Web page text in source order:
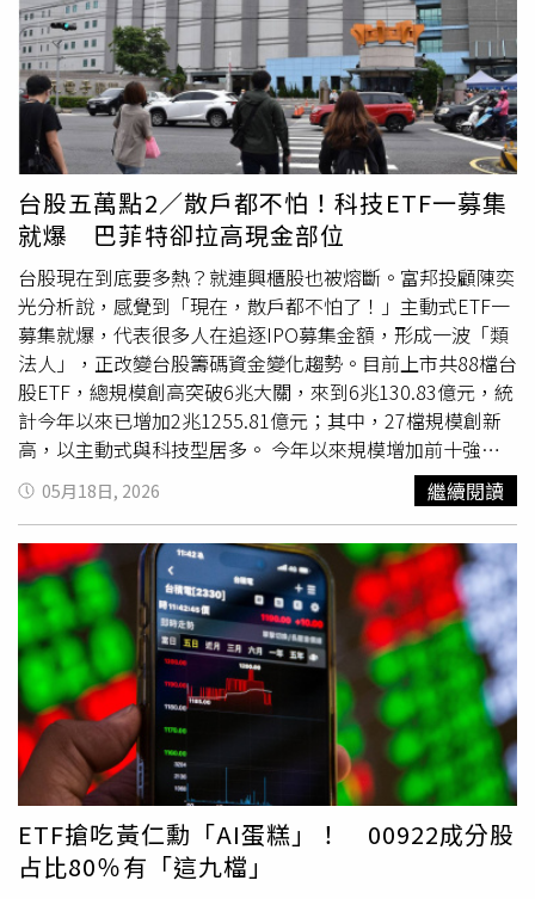
題。台積董事長暨總裁魏哲家27日已親自召開員工溝通會，
並表示台積電每年審視其盈餘分配，以兼顧同仁、股東、社
會三方需求，落實企業永續經營的方針。本次股東會另一大
亮點為董事席次規劃。台積電擬修訂章程，將董事人數由現
行「7至10人」調整為「9至12人」，為未來延攬具不同專
業背景與國際經驗的董事預留彈性。
台股五萬點2／散戶都不怕！科技ETF一募集
就爆 巴菲特卻拉高現金部位
台股現在到底要多熱？就連興櫃股也被熔斷。富邦投顧陳奕
光分析說，感覺到「現在，散戶都不怕了！」主動式ETF一
募集就爆，代表很多人在追逐IPO募集金額，形成一波「類
法人」，正改變台股籌碼資金變化趨勢。目前上市共88檔台
股ETF，總規模創高突破6兆大關，來到6兆130.83億元，統
計今年以來已增加2兆1255.81億元；其中，27檔規模創新
高，以主動式與科技型居多。 今年以來規模增加前十強，
包括主動統一升級50（00403A）、中信關鍵半導體
（00891）、主動群益科技創新（00992A）、主動群益台
灣強棒（00982A）、群益半導體收益（00927）等9檔都有
百億以上的增額。 群益基金經理人陳沅易表示，中長線佈
局策略應著重公司長期發展優勢，可優先佈局半導體先進製
程、半導體材料、通訊等族群，以及AI應用以及提高生產力
族群。 台股除了外資籌碼，主動式ETF也成為散戶投入科技
類股的敲門磚，CTWANT進一步盤整今年以來規模增加前十
強的台股ETF的成分股，高度集中科技廠，除了台積電，聚
焦在市值前200大龍頭、半導體上下游、A 伺服器供應鏈與
高階廠務工程等。 成分股中，包括成熟製程晶圓代工龍頭
聯電（2303）；全球先進封測巨頭日月光投控（3711）；
台灣IC設計龍頭聯發科（2454）；高階AI ASIC（客製化晶
片）設計廠世芯-KY（3661）。以及華邦電（2344）、旺宏
（2337）記憶體半導體；京元電子（2449）半導體高階測
05月18日, 2026 繼續閱讀
ETF搶吃黃仁勳「AI蛋糕」！ 00922成分股
占比80％有「這九檔」